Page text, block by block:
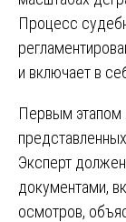
Процесс
и включает в
Первым этапом
Эксперт
документами,
осмотров,